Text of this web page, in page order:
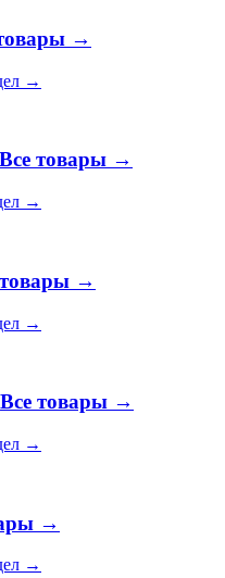
→
→
Все товары →
→
→
→
Все товары →
→
→
→